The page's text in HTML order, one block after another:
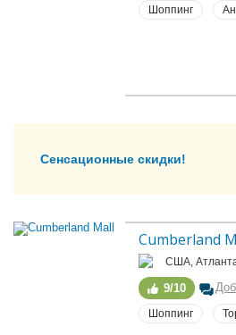
Шоппинг
Сенсационные скидки!
Cumberland
США,
9/10
Шоппинг